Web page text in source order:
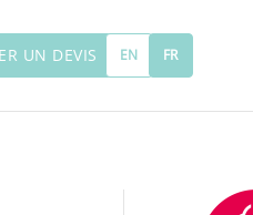
UN DEVIS EN FR